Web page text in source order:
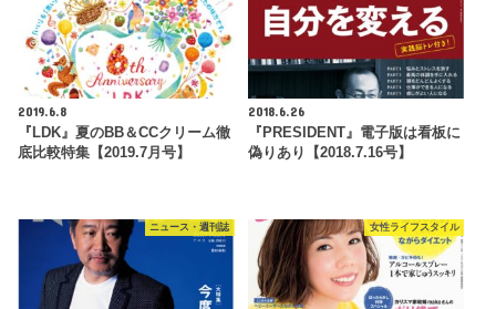
2019.6.8
『LDK』夏のBB＆CCクリーム徹
底比較特集【2019.7月号】
2018.6.26
『PRESIDENT』電子版は看板に
偽りあり【2018.7.16号】
ニュース・週刊誌 女性ライフスタイル